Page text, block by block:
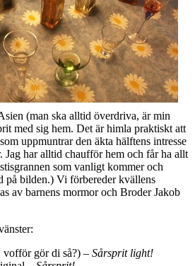
(man ska alltid överdriva, är min
med sig hem. Det är himla praktiskt att
uppmuntrar den äkta hälftens intresse
Jag har alltid chaufför hem och får ha allt
som vanligt kommer och
på bilden.) Vi förbereder kvällens
av barnens mormor och Broder Jakob
gör di så?) – Sårsprit light!